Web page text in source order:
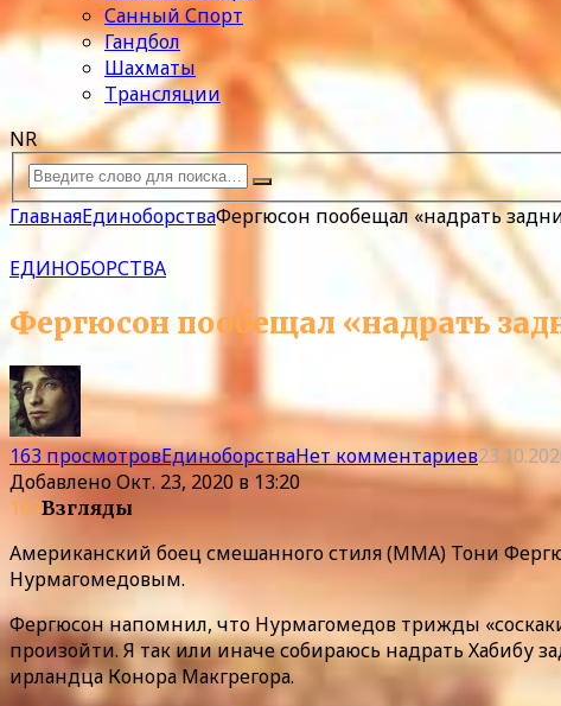
Санный Спорт
Гандбол
Шахматы
Трансляции
NR
ГлавнаяЕдиноборстваФергюсон пообещал «надрать
ЕДИНОБОРСТВА
Фергюсон пообещал «надрать
163 просмотровЕдиноборстваНет комментариев
ДобавленоОкт. 23, 2020 в 13:20
163Взгляды
Американский боец смешанного стиля (MMA) Тони
Нурмагомедовым.
Фергюсон напомнил, что Нурмагомедов трижды
произойти. Я так или иначе собираюсь надрать Хабибу
ирландца Конора Макгрегора.